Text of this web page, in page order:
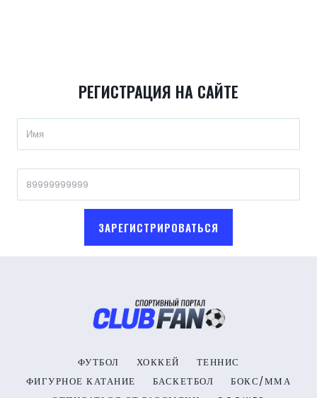
РЕГИСТРАЦИЯ НА САЙТЕ
ЗАРЕГИСТРИРОВАТЬСЯ
ФУТБОЛ ХОККЕЙ
ТЕННИС
ФИГУРНОЕ КАТАНИЕ
БАСКЕТБОЛ
БОКС/ММА